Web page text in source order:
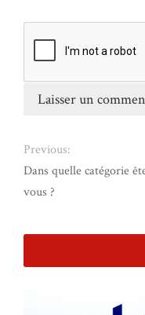
Previous:
Dans quelle catégorie
vous ?